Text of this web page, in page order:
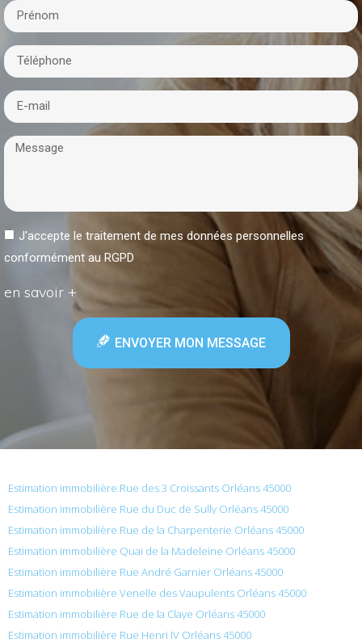
J'accepte le traitement de mes données personnelles
conformément au RGPD
en savoir +
ENVOYER MON MESSAGE
Estimation immobilière Rue des 3 Croissants Orléans 45000
Estimation immobilière Rue du Duc de Sully Orléans 45000
Estimation immobilière Rue de la Charpenterie Orléans 45000
Estimation immobilière Quai de la Madeleine Orléans 45000
Estimation immobilière Rue André Garnier Orléans 45000
Estimation immobilière Venelle des Vaupulents Orléans 45000
Estimation immobilière Rue de la Claye Orléans 45000
Estimation immobilière Rue Henri IV Orléans 45000